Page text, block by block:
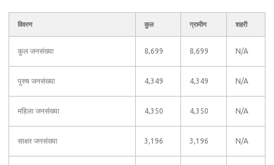
विवरण कुल ग्रामीण शहरी
कुल जनसंख्या 8,699 8,699 N/A
पुरुष जनसंख्या 4,349 4,349 N/A
महिला जनसंख्या 4,350 4,350 N/A
साक्षर जनसंख्या 3,196 3,196 N/A